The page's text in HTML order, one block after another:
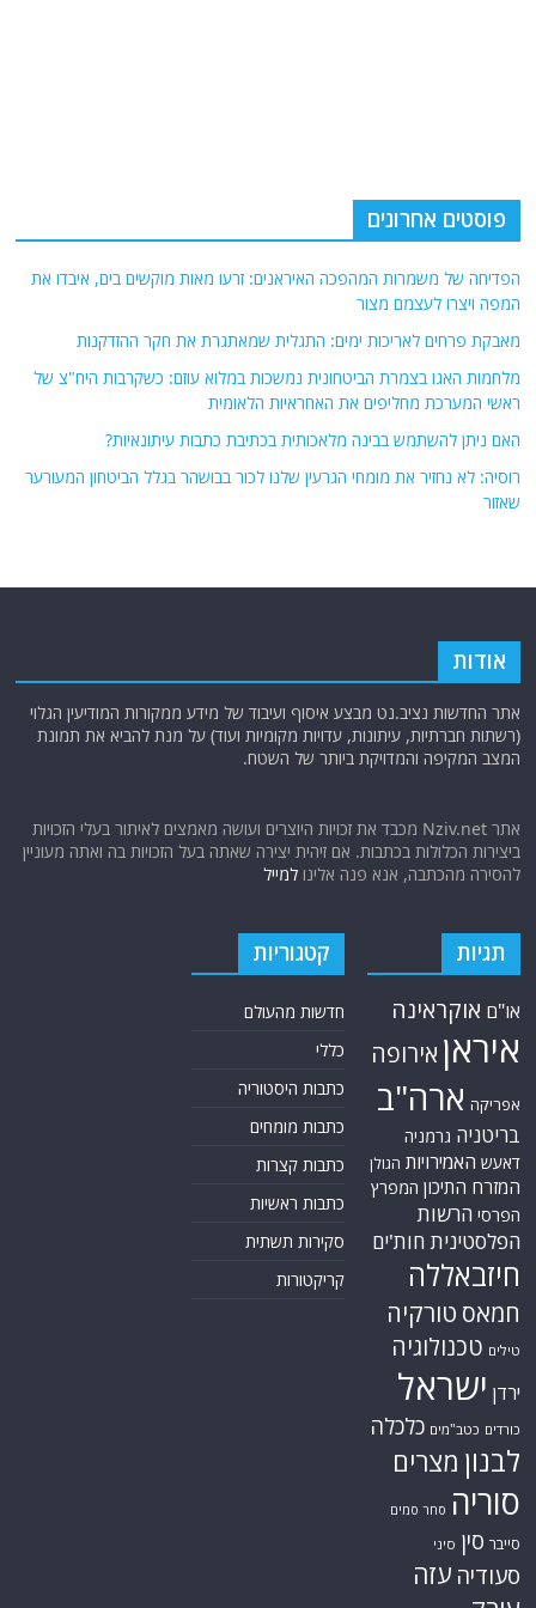
פוסטים אחרונים
הפדיחה של משמרות המהפכה האיראנים: זרעו מאות מוקשים בים, איבדו את
המפה ויצרו לעצמם מצור
מאבקת פרחים לאריכות ימים: התגלית שמאתגרת את חקר ההזדקנות
מלחמות האגו בצמרת הביטחונית נמשכות במלוא עוזם: כשקרבות היח"צ של
ראשי המערכת מחליפים את האחראיות הלאומית
האם ניתן להשתמש בבינה מלאכותית בכתיבת כתבות עיתונאיות?
רוסיה: לא נחזיר את מומחי הגרעין שלנו לכור בבושהר בגלל הביטחון המעורער
שאזור
אודות
אתר החדשות נציב.נט מבצע איסוף ועיבוד של מידע ממקורות המודיעין הגלוי
(רשתות חברתיות, עיתונות, עדויות מקומיות ועוד) על מנת להביא את תמונת
המצב המקיפה והמדויקת ביותר של השטח.
אתר Nziv.net מכבד את זכויות היוצרים ועושה מאמצים לאיתור בעלי הזכויות
ביצירות הכלולות בכתבות. אם זיהית יצירה שאתה בעל הזכויות בה ואתה מעוניין
להסירה מהכתבה, אנא פנה אלינולמייל
תגיות
או"ם אוקראינה
איראן אירופה
אפריקה ארה"ב
בריטניה גרמניה
דאעש האמירויות הגולן
המזרח התיכון המפרץ
הפרסי הרשות
הפלסטינית חות'ים
חיזבאללה
חמאס טורקיה
טילים טכנולוגיה
ירדן ישראל
כורדים כטב"מים כלכלה
לבנון מצרים
סוריה סחר סמים
סייבר סין סיני
סעודיה עזה
קטגוריות
חדשות מהעולם
כללי
כתבות היסטוריה
כתבות מומחים
כתבות קצרות
כתבות ראשיות
סקירות תשתית
קריקטורות